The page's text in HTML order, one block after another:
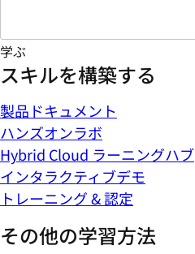
学ぶ
スキルを構築する
製品ドキュメント
ハンズオンラボ
Hybrid Cloud ラーニングハブ
インタラクティブデモ
トレーニング & 認定
その他の学習方法